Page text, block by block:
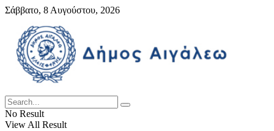
Σάββατο, 8 Αυγούστου, 2026
No Result
View All Result